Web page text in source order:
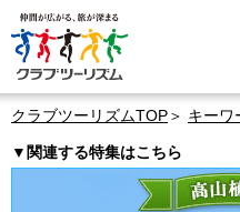
クラブツーリズムTOP キーワ
▼関連する特集はこちら